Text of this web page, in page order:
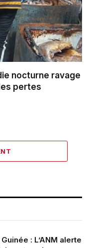
nocturne ravage
pertes
: L’ANM alerte